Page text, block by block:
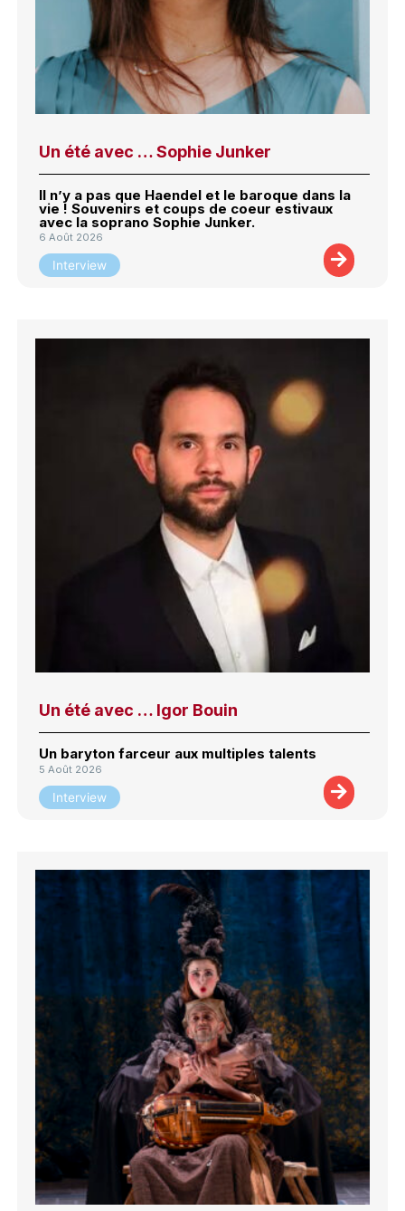
Un été avec … Sophie Junker
Il n’y a pas que Haendel et le baroque dans la
vie ! Souvenirs et coups de coeur estivaux
avec la soprano Sophie Junker.
6 Août 2026
Interview
Un été avec … Igor Bouin
Un baryton farceur aux multiples talents
5 Août 2026
Interview